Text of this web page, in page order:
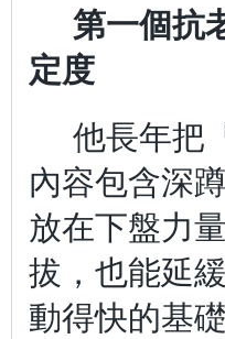
第一個抗
定度
他長年把
內容包含深
放在下盤力
拔，也能延
動得快的基礎